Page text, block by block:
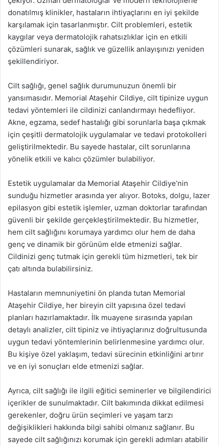
donatılmış klinikler, hastaların ihtiyaçlarını en iyi şekilde
karşılamak için tasarlanmıştır. Cilt problemleri, estetik
kaygılar veya dermatolojik rahatsızlıklar için en etkili
çözümleri sunarak, sağlık ve güzellik anlayışınızı yeniden
şekillendiriyor.
Cilt sağlığı, genel sağlık durumunuzun önemli bir
yansımasıdır. Memorial Ataşehir Cildiye, cilt tipinize uygun
tedavi yöntemleri ile cildinizi canlandırmayı hedefliyor.
Akne, egzama, sedef hastalığı gibi sorunlarla başa çıkmak
için çeşitli dermatolojik uygulamalar ve tedavi protokolleri
geliştirilmektedir. Bu sayede hastalar, cilt sorunlarına
yönelik etkili ve kalıcı çözümler bulabiliyor.
Estetik uygulamalar da Memorial Ataşehir Cildiye’nin
sunduğu hizmetler arasında yer alıyor. Botoks, dolgu, lazer
epilasyon gibi estetik işlemler, uzman doktorlar tarafından
güvenli bir şekilde gerçekleştirilmektedir. Bu hizmetler,
hem cilt sağlığını korumaya yardımcı olur hem de daha
genç ve dinamik bir görünüm elde etmenizi sağlar.
Cildinizi genç tutmak için gerekli tüm hizmetleri, tek bir
çatı altında bulabilirsiniz.
Hastaların memnuniyetini ön planda tutan Memorial
Ataşehir Cildiye, her bireyin cilt yapısına özel tedavi
planları hazırlamaktadır. İlk muayene sırasında yapılan
detaylı analizler, cilt tipiniz ve ihtiyaçlarınız doğrultusunda
uygun tedavi yöntemlerinin belirlenmesine yardımcı olur.
Bu kişiye özel yaklaşım, tedavi sürecinin etkinliğini artırır
ve en iyi sonuçları elde etmenizi sağlar.
Ayrıca, cilt sağlığı ile ilgili eğitici seminerler ve bilgilendirici
içerikler de sunulmaktadır. Cilt bakımında dikkat edilmesi
gerekenler, doğru ürün seçimleri ve yaşam tarzı
değişiklikleri hakkında bilgi sahibi olmanız sağlanır. Bu
sayede cilt sağlığınızı korumak için gerekli adımları atabilir